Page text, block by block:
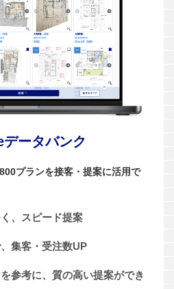
ータバンク
プランを接客・提案に活用で
、スピード提案
集客・受注数UP
参考に、質の高い提案ができ